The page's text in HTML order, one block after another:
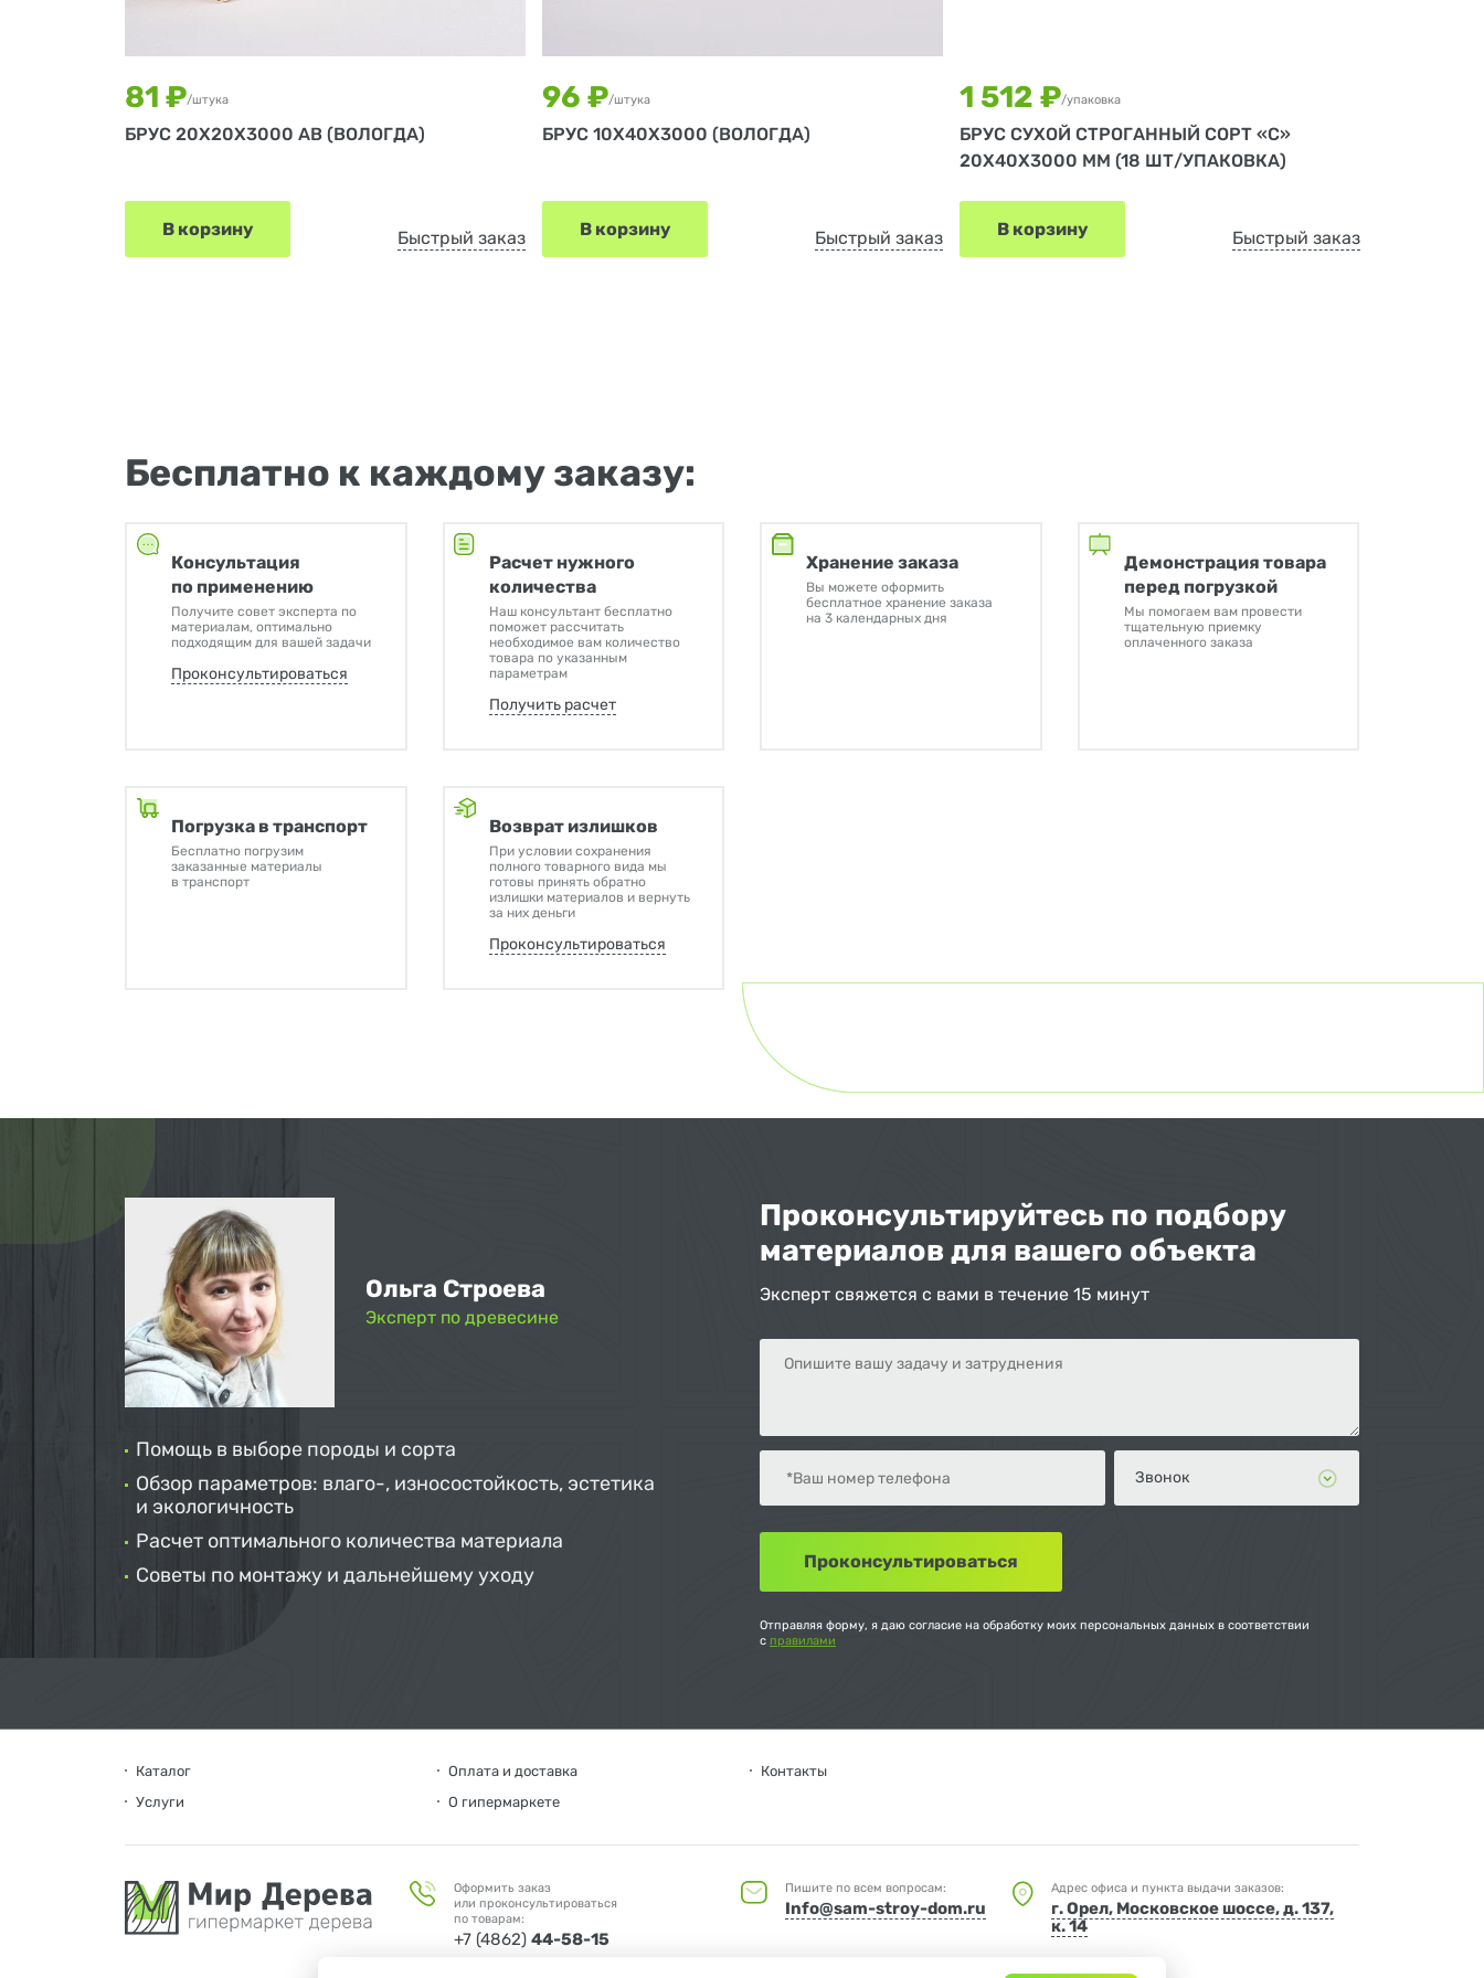
81 ₽/штука
БРУС 20Х20Х3000 АВ (ВОЛОГДА)
В корзину Быстрый заказ
96 ₽/штука
БРУС 10Х40Х3000 (ВОЛОГДА)
В корзину Быстрый заказ
1 512 ₽/упаковка
БРУС СУХОЙ СТРОГАННЫЙ СОРТ «С»
20Х40Х3000 ММ (18 ШТ/УПАКОВКА)
В корзину Быстрый заказ
Бесплатно к каждому заказу:
Консультация
по применению
Получите совет эксперта по
материалам, оптимально
подходящим для вашей задачи
Проконсультироваться
Расчет нужного
количества
Наш консультант бесплатно
поможет рассчитать
необходимое вам количество
товара по указанным
параметрам
Получить расчет
Хранение заказа
Вы можете оформить
бесплатное хранение заказа
на 3 календарных дня
Демонстрация товара
перед погрузкой
Мы помогаем вам провести
тщательную приемку
оплаченного заказа
Погрузка в транспорт
Бесплатно погрузим
заказанные материалы
в транспорт
Возврат излишков
При условии сохранения
полного товарного вида мы
готовы принять обратно
излишки материалов и вернуть
за них деньги
Проконсультироваться
Ольга Строева
Эксперт по древесине
Помощь в выборе породы и сорта
Обзор параметров: влаго-, износостойкость, эстетика
и экологичность
Расчет оптимального количества материала
Советы по монтажу и дальнейшему уходу
Проконсультируйтесь по подбору
материалов для вашего объекта
Эксперт свяжется с вами в течение 15 минут
Отправляя форму, я даю согласие на обработку моих персональных данных в соответствии
с правилами
Каталог
Услуги
Оплата и доставка
О гипермаркете
Контакты
Оформить заказ
или проконсультироваться
по товарам:
+7 (4862) 44-58-15
Пишите по всем вопросам:
Info@sam-stroy-dom.ru
Адрес офиса и пункта выдачи заказов:
г. Орел, Московское шоссе, д. 137,
к. 14